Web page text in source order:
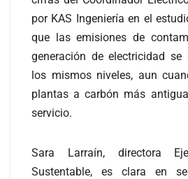
por KAS Ingeniería en el
que las emisiones de
generación de electricidad
los mismos niveles, aun
plantas a carbón más
servicio.
Sara Larraín, directora
Sustentable, es clara en